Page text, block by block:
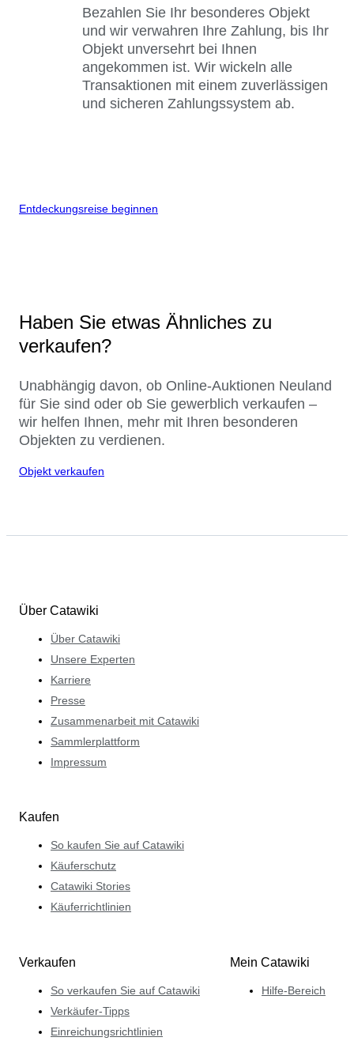
Bezahlen Sie Ihr besonderes Objekt
und wir verwahren Ihre Zahlung, bis Ihr
Objekt unversehrt bei Ihnen
angekommen ist. Wir wickeln alle
Transaktionen mit einem zuverlässigen
und sicheren Zahlungssystem ab.
Entdeckungsreise beginnen
Haben Sie etwas Ähnliches zu
verkaufen?
Unabhängig davon, ob Online-Auktionen Neuland
für Sie sind oder ob Sie gewerblich verkaufen –
wir helfen Ihnen, mehr mit Ihren besonderen
Objekten zu verdienen.
Objekt verkaufen
Über Catawiki
Über Catawiki
Unsere Experten
Karriere
Presse
Zusammenarbeit mit Catawiki
Sammlerplattform
Impressum
Kaufen
So kaufen Sie auf Catawiki
Käuferschutz
Catawiki Stories
Käuferrichtlinien
Verkaufen
So verkaufen Sie auf Catawiki
Verkäufer-Tipps
Einreichungsrichtlinien
Mein Catawiki
Hilfe-Bereich